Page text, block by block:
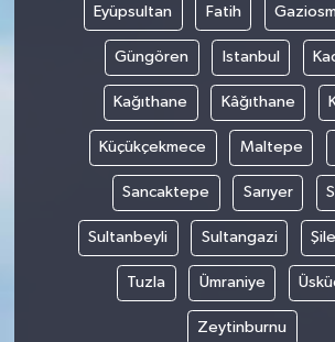
Eyüpsultan Fatih
Güngören Istanbul
Kağıthane Kâğıthane
Küçükçekmece Maltepe
Sancaktepe Sarıyer
Sultanbeyli Sultangazi Şile
Tuzla Ümraniye
Zeytinburnu
BİLİMNET
Yemek
SİVİL TOPLUM
SEÇİM 2014
KİM KİMDİR
ÇEK GÖNDER